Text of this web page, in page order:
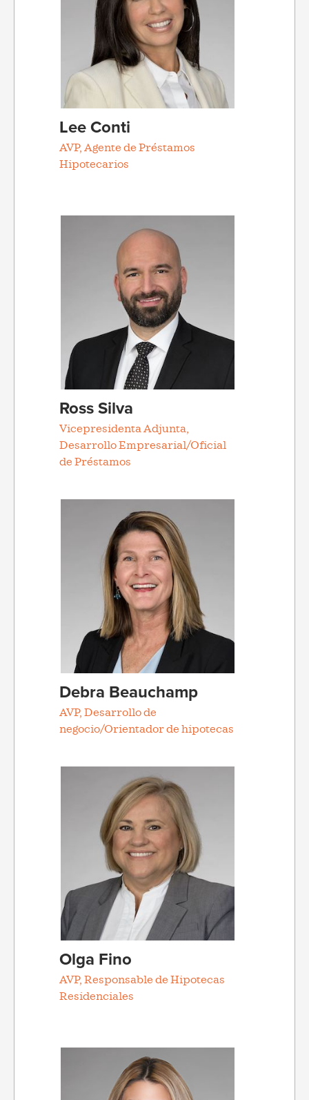
Lee Conti
AVP, Agente de Préstamos
Hipotecarios
Ross Silva
Vicepresidenta Adjunta,
Desarrollo Empresarial/Oficial
de Préstamos
Debra Beauchamp
AVP, Desarrollo de
negocio/Orientador de hipotecas
Olga Fino
AVP, Responsable de Hipotecas
Residenciales